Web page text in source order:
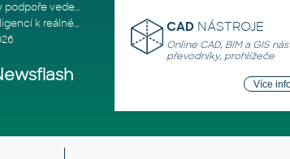
Udržujte vaše týmy produktivní díky podpoře vedené odborníky
Od experimentování s umělou inteligencí k reálnému dopadu na podniká
CAD NÁSTROJE
Online CAD, BIM a GIS
převodníky, prohlížeče
Více